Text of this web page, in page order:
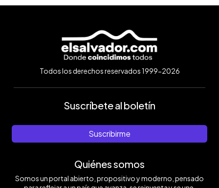
Todos los derechos reservados 1999-2026
Suscríbete al boletín
Suscribirme
Quiénes somos
Somos un portal abierto, propositivo y moderno, pensado